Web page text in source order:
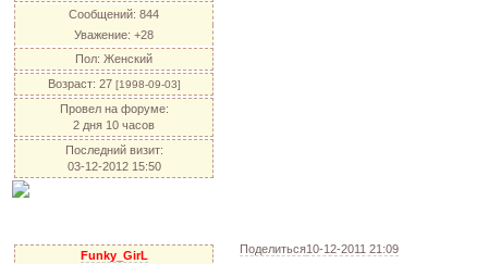
Сообщений: 844
Уважение: +28
Пол: Женский
Возраст: 27 [1998-09-03]
Провел на форуме:
2 дня 10 часов
Последний визит:
03-12-2012 15:50
Поделиться10-12-2011 21:09
Funky_GirL